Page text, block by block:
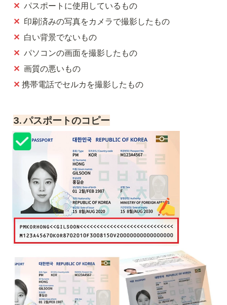
✕ パスポートに使用しているもの
✕ 印刷済みの写真をカメラで撮影したもの
✕ 白い背景でないもの
✕ パソコンの画面を撮影したもの
✕ 画質の悪いもの
✕ 携帯電話でセルカを撮影したもの
3. パスポートのコピー